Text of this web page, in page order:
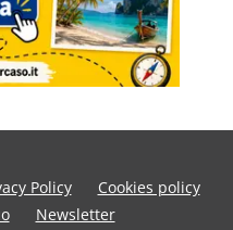
Policy
Cookies policy
Newsletter